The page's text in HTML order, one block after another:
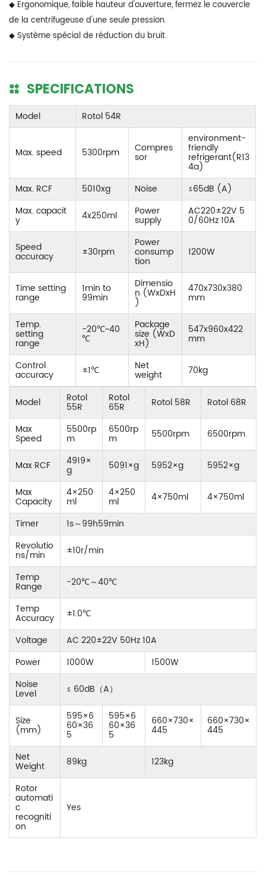
◆ Ergonomique, faible hauteur d'ouverture, fermez le couvercle
de la centrifugeuse d'une seule pression.
◆ Système spécial de réduction du bruit.
SPECIFICATIONS
Model Rotol 54R
Max. speed 5300rpm Compres
sor
environment-
friendly
refrigerant(R13
4a)
Max. RCF 5010xg Noise ≤65dB (A)
Max. capacit
y 4x250ml Power
supply
AC220±22V 5
0/60Hz 10A
Speed
accuracy ±30rpm
Power
consump
tion
1200W
Time setting
range
1min to
99min
Dimensio
n (WxDxH
)
470x730x380
mm
Temp.
setting
range
-20℃~40
℃
Package
size (WxD
xH)
547x960x422
mm
Control
accuracy ±1℃ Net
weight 70kg
Model Rotol
55R
Rotol
65R Rotol 58R Rotol 68R
Max
Speed
5500rp
m
6500rp
m 5500rpm 6500rpm
Max RCF 4919×
g 5091×g 5952×g 5952×g
Max
Capacity
4×250
ml
4×250
ml 4×750ml 4×750ml
Timer 1s～99h59min
Revolutio
ns/min ±10r/min
Temp
Range -20℃～40℃
Temp
Accuracy ±1.0℃
Voltage
AC 220±22V 50Hz 10A
Power
1000W
1500W
Noise
Level ≤ 60dB （A）
Size
(mm)
595×6
60×36
5
595×6
60×36
5
660×730×
445
660×730×
445
Net
Weight 89kg 123kg
Rotor
automati
c
recogniti
on
Yes